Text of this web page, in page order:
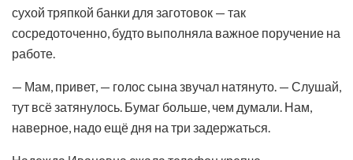
сухой тряпкой банки для заготовок — так
сосредоточенно, будто выполняла важное поручение на
работе.
— Мам, привет, — голос сына звучал натянуто. — Слушай,
тут всё затянулось. Бумаг больше, чем думали. Нам,
наверное, надо ещё дня на три задержаться.